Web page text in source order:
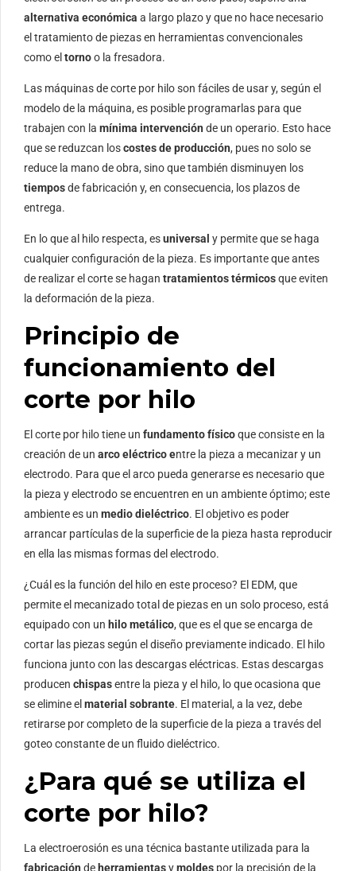
alternativa económica a largo plazo y que no hace necesario
el tratamiento de piezas en herramientas convencionales
como eltornoo la fresadora.
Las máquinas de corte por hilo son fáciles de usar y, según el
modelo de la máquina, es posible programarlas para que
trabajen con la mínima intervención de un operario. Esto hace
que se reduzcan loscostes de producción, pues no solo se
reduce la mano de obra, sino que también disminuyen los
tiemposde fabricación y, en consecuencia, los plazos de
entrega.
En lo que al hilo respecta, esuniversal y permite que se haga
cualquier configuración de la pieza. Es importante que antes
de realizar el corte se hagan tratamientos térmicosque eviten
la deformación de la pieza.
Principio de
funcionamiento del
corte por hilo
El corte por hilo tiene un fundamento físicoque consiste en la
creación de un arco eléctrico entre la pieza a mecanizar y un
electrodo. Para que el arco pueda generarse es necesario que
la pieza y electrodo se encuentren en un ambiente óptimo; este
ambiente es un medio dieléctrico. El objetivo es poder
arrancar partículas de la superficie de la pieza hasta reproducir
en ella las mismas formas del electrodo.
¿Cuál es la función del hilo en este proceso? El EDM, que
permite el mecanizado total de piezas en un solo proceso, está
equipado con un hilo metálico, que es el que se encarga de
cortar las piezas según el diseño previamente indicado. El hilo
funciona junto con las descargas eléctricas. Estas descargas
producen chispasentre la pieza y el hilo, lo que ocasiona que
se elimine el material sobrante. El material, a la vez, debe
retirarse por completo de la superficie de la pieza a través del
goteo constante de un fluido dieléctrico.
¿Para qué se utiliza el
corte por hilo?
La electroerosión es una técnica bastante utilizada para la
fabricación de herramientasymoldes por la precisión de la